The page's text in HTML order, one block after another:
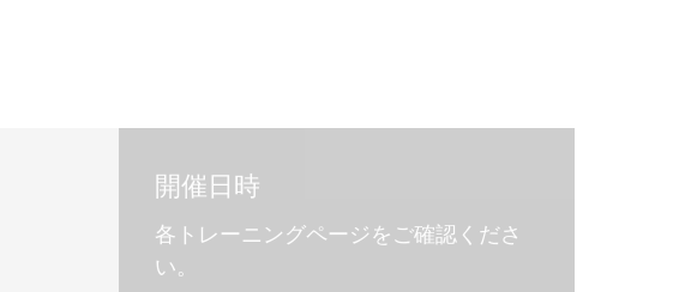
開催日時
各トレーニングページをご確認くださ
い。